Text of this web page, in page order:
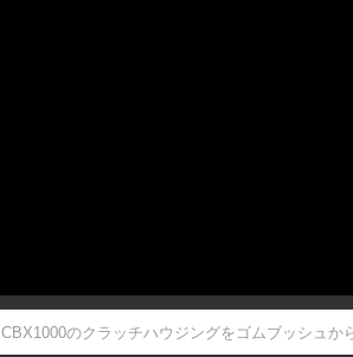
CBX1000のクラッチハウジングをゴムブッシュ